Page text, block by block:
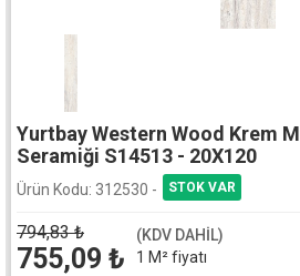
Yurtbay Western Wood Krem
Seramiği S14513 - 20X120
Ürün Kodu: 312530 -
794,83₺
755,09 ₺
(KDV DAHİL)
1 M² fiyatı